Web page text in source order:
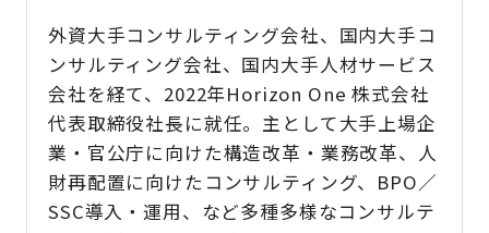
外資大手コンサルティング会社、国内大手コ
ンサルティング会社、国内大手人材サービス
会社を経て、2022年Horizon One 株式会社
代表取締役社長に就任。主として大手上場企
業・官公庁に向けた構造改革・業務改革、人
財再配置に向けたコンサルティング、BPO／
SSC導入・運用、など多種多様なコンサルテ